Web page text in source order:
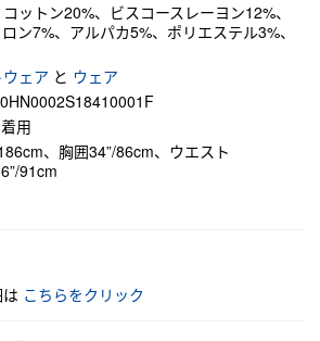
ットン20%、ビスコースレーヨン12%、
ン7%、アルパカ5%、ポリエステル3%、
ェア と ウェア
用
、胸囲34”/86cm、ウエスト
91cm
こちらをクリック